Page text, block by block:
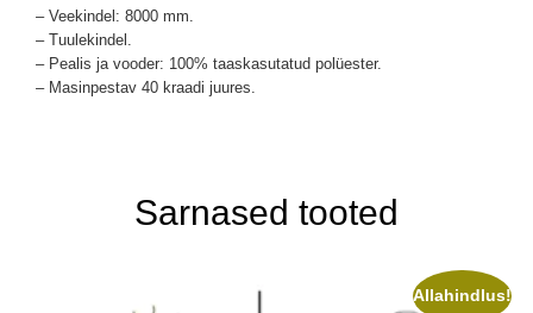
– Veekindel: 8000 mm.
– Tuulekindel.
– Pealis ja vooder: 100% taaskasutatud polüester.
– Masinpestav 40 kraadi juures.
Sarnased tooted
Allahindlus!